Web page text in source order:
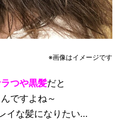
※画像はイメージです
つや黒髪だと
ですよね～
イな髪になりたい…